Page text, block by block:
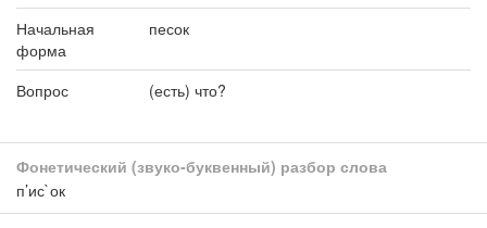
Начальная
форма
песок
Вопрос (есть) что?
Фонетический (звуко-буквенный) разбор слова
п’ис`ок